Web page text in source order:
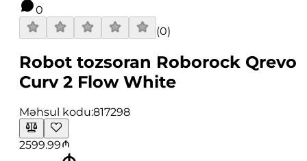
0
(0)
Robot tozsoran Roborock Qrevo
Curv 2 Flow White
Məhsul kodu:817298
2599.99